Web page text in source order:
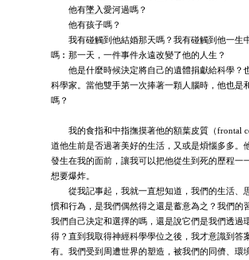
他有墜入愛河過嗎？
他有孩子嗎？
我有碰觸到他結婚那天嗎？我有碰觸到他一生
嗎︰那一天，一件事件永遠改變了他的人生？
他是什麼時候決定將自己的遺體捐獻給科學？
科學家。當他雙手第一次捧著一顆人腦時，他也是
嗎？
我的食指和中指撫摸著他的額葉皮質（frontal
道他生前是否過著美好的生活，又或是煩惱多多。
發生在我的面前，讓我可以把他從生到死的歷程一
想要爆炸。
從我記事起，我就一直想知道，我們的生活、
慣和行為，是我們偶然得之還是蓄意為之？我們的
我們自己決定和選擇的嗎，還是說它們是我們透過
得？直到我取得神經科學學位之後，我才意識到答
有。我們受到周遭世界的塑造，被我們的同儕、環